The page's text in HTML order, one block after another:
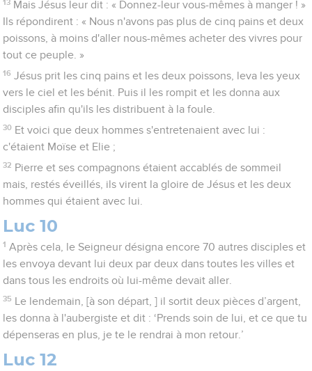
13 Mais Jésus leur dit : « Donnez-leur vous-mêmes à manger ! »
Ils répondirent : « Nous n'avons pas plus de cinq pains et deux
poissons, à moins d'aller nous-mêmes acheter des vivres pour
tout ce peuple. »
16 Jésus prit les cinq pains et les deux poissons, leva les yeux
vers le ciel et les bénit. Puis il les rompit et les donna aux
disciples afin qu'ils les distribuent à la foule.
30 Et voici que deux hommes s'entretenaient avec lui :
c'étaient Moïse et Elie ;
32 Pierre et ses compagnons étaient accablés de sommeil
mais, restés éveillés, ils virent la gloire de Jésus et les deux
hommes qui étaient avec lui.
Luc 10
1 Après cela, le Seigneur désigna encore 70 autres disciples et
les envoya devant lui deux par deux dans toutes les villes et
dans tous les endroits où lui-même devait aller.
35
Le lendemain, [à son départ, ] il sortit deux pièces d’argent,
les donna à l'aubergiste et dit : ‘Prends soin de lui, et ce que tu
dépenseras en plus, je te le rendrai à mon retour.’
Luc 12